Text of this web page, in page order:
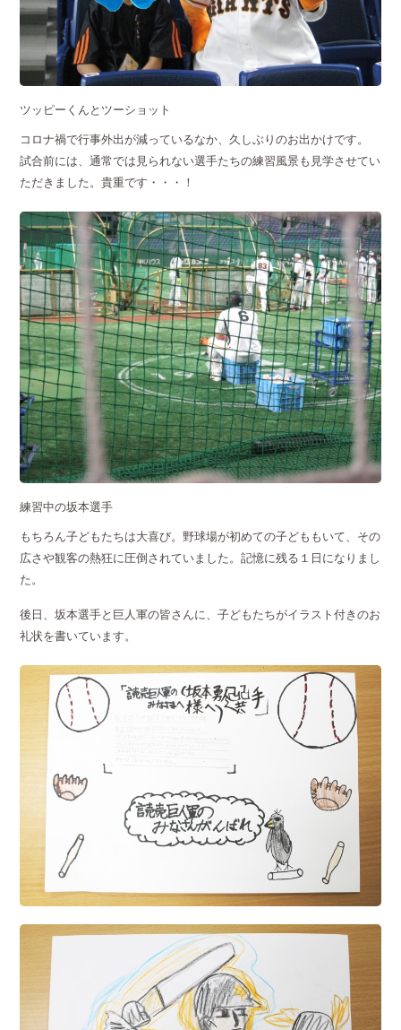
ツッピーくんとツーショット
コロナ禍で行事外出が減っているなか、久しぶりのお出かけです。
試合前には、通常では見られない選手たちの練習風景も見学させてい
ただきました。貴重です・・・！
練習中の坂本選手
もちろん子どもたちは大喜び。野球場が初めての子どももいて、その
広さや観客の熱狂に圧倒されていました。記憶に残る１日になりまし
た。
後日、坂本選手と巨人軍の皆さんに、子どもたちがイラスト付きのお
礼状を書いています。